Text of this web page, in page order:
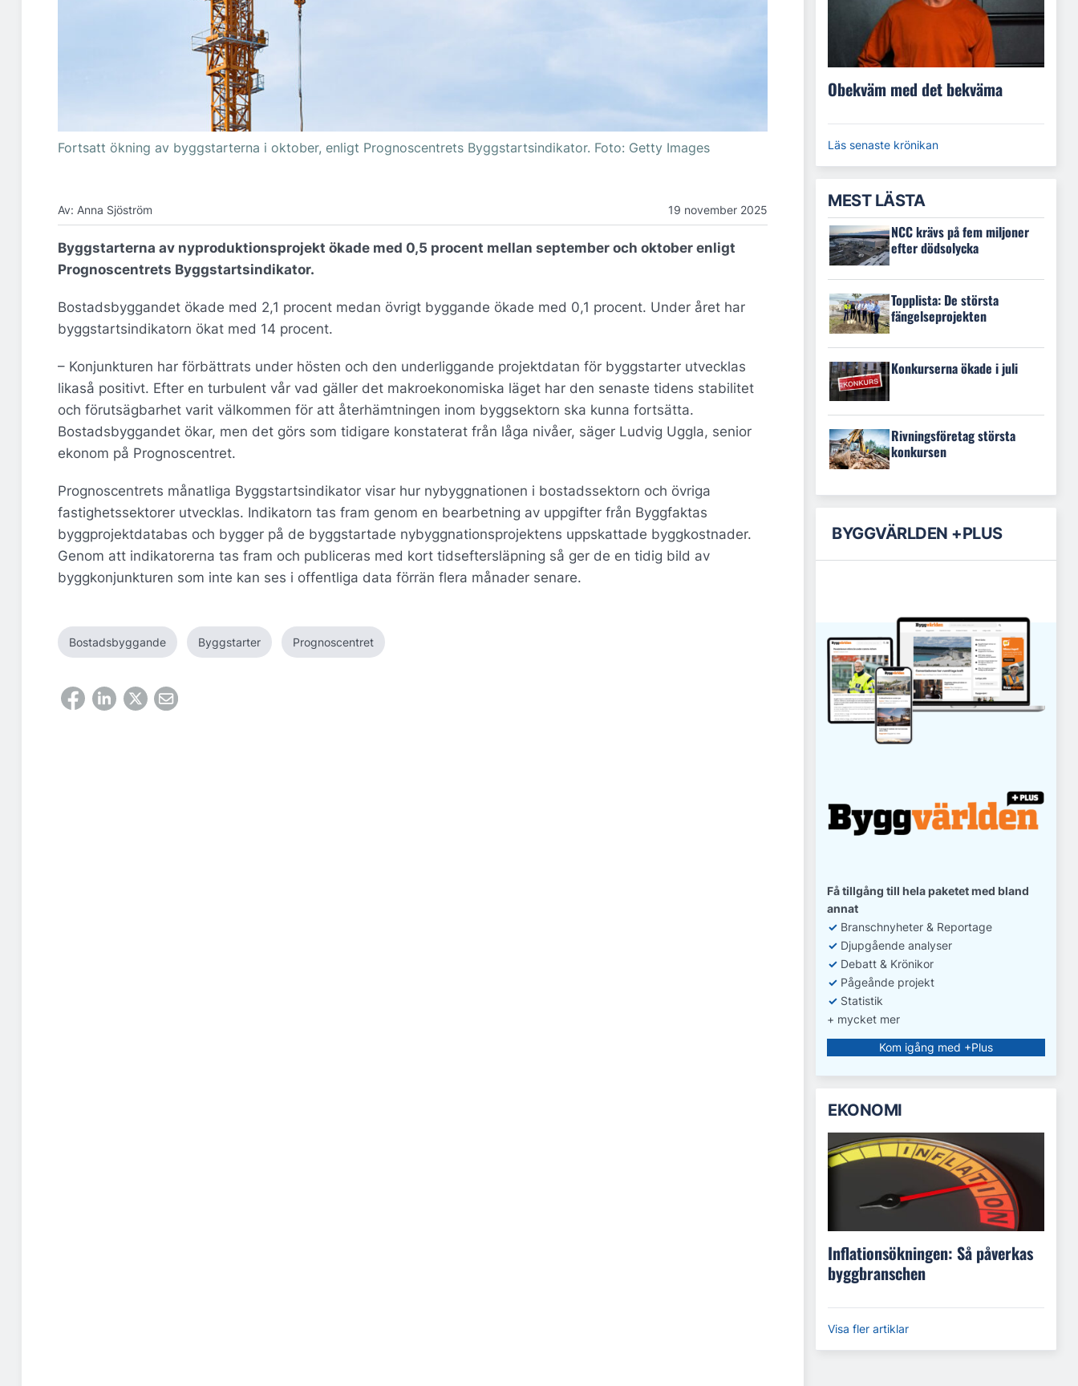
Fortsatt ökning av byggstarterna i oktober, enligt Prognoscentrets Byggstartsindikator. Foto: Getty Images
Av: Anna Sjöström 19 november 2025
Byggstarterna av nyproduktionsprojekt ökade med 0,5 procent mellan september och oktober enligt
Prognoscentrets Byggstartsindikator.
Bostadsbyggandet ökade med 2,1 procent medan övrigt byggande ökade med 0,1 procent. Under året har
byggstartsindikatorn ökat med 14 procent.
– Konjunkturen har förbättrats under hösten och den underliggande projektdatan för byggstarter utvecklas
likaså positivt. Efter en turbulent vår vad gäller det makroekonomiska läget har den senaste tidens stabilitet
och förutsägbarhet varit välkommen för att återhämtningen inom byggsektorn ska kunna fortsätta.
Bostadsbyggandet ökar, men det görs som tidigare konstaterat från låga nivåer, säger Ludvig Uggla, senior
ekonom på Prognoscentret.
Prognoscentrets månatliga Byggstartsindikator visar hur nybyggnationen i bostadssektorn och övriga
fastighetssektorer utvecklas. Indikatorn tas fram genom en bearbetning av uppgifter från Byggfaktas
byggprojektdatabas och bygger på de byggstartade nybyggnationsprojektens uppskattade byggkostnader.
Genom att indikatorerna tas fram och publiceras med kort tidseftersläpning så ger de en tidig bild av
byggkonjunkturen som inte kan ses i offentliga data förrän flera månader senare.
Bostadsbyggande Byggstarter Prognoscentret
Obekväm med det bekväma
Läs senaste krönikan
MEST LÄSTA
NCC krävs på fem miljoner
efter dödsolycka
Topplista: De största
fängelseprojekten
Konkurserna ökade i juli
Rivningsföretag största
konkursen
BYGGVÄRLDEN +PLUS
Få tillgång till hela paketet med bland
annat
✓ Branschnyheter & Reportage
✓ Djupgående analyser
✓ Debatt & Krönikor
✓ Pågeånde projekt
✓ Statistik
+ mycket mer
Kom igång med +Plus
EKONOMI
Inflationsökningen: Så påverkas
byggbranschen
Visa fler artiklar